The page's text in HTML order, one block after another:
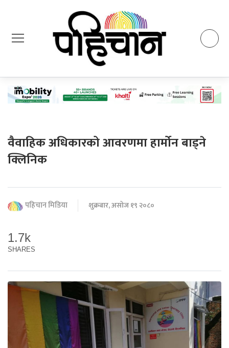
वैवाहिक अधिकारको आवरणमा हार्मोन बाड्ने
क्लिनिक
पहिचान मिडिया शुक्रबार, असोज १९ २०८०
1.7k
SHARES